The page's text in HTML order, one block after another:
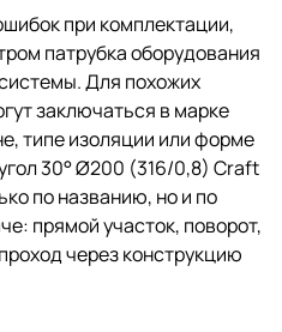
при комплектации,
патрубка оборудования
Для похожих
заключаться в марке
типе изоляции или форме
30° Ø200 (316/0,8) Craft
по названию, но и по
прямой участок, поворот,
через конструкцию